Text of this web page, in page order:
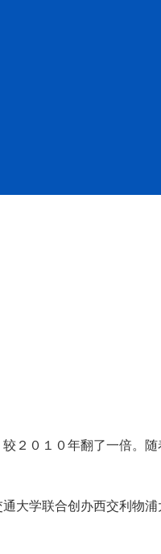
２０１０年翻了一倍。
大学联合创办西交利物